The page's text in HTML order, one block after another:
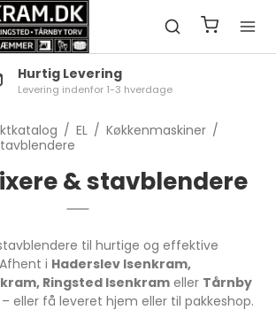
Click & Collect
Reserver nemt til afhentning i butik
/ EL / Køkkenmaskiner /
& stavblendere
til hurtige og effektive
i Haderslev Isenkram,
Ringsted Isenkrameller Tårnby
– eller få leveret hjem eller til pakkeshop.